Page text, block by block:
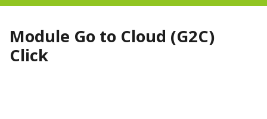
Module Go to Cloud (G2C)
Click